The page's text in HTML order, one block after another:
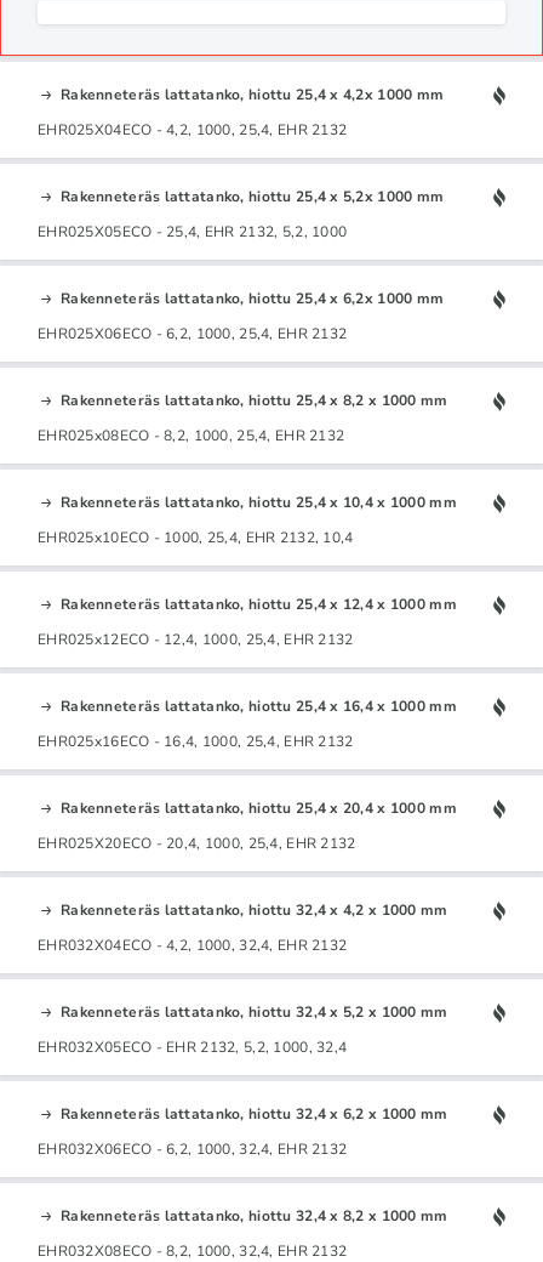
Rakenneteräs lattatanko, hiottu 25,4 x 4,2x 1000 mm
EHR025X04ECO - 4,2, 1000, 25,4, EHR 2132
Rakenneteräs lattatanko, hiottu 25,4 x 5,2x 1000 mm
EHR025X05ECO - 25,4, EHR 2132, 5,2, 1000
Rakenneteräs lattatanko, hiottu 25,4 x 6,2x 1000 mm
EHR025X06ECO - 6,2, 1000, 25,4, EHR 2132
Rakenneteräs lattatanko, hiottu 25,4 x 8,2 x 1000 mm
EHR025x08ECO - 8,2, 1000, 25,4, EHR 2132
Rakenneteräs lattatanko, hiottu 25,4 x 10,4 x 1000 mm
EHR025x10ECO - 1000, 25,4, EHR 2132, 10,4
Rakenneteräs lattatanko, hiottu 25,4 x 12,4 x 1000 mm
EHR025x12ECO - 12,4, 1000, 25,4, EHR 2132
Rakenneteräs lattatanko, hiottu 25,4 x 16,4 x 1000 mm
EHR025x16ECO - 16,4, 1000, 25,4, EHR 2132
Rakenneteräs lattatanko, hiottu 25,4 x 20,4 x 1000 mm
EHR025X20ECO - 20,4, 1000, 25,4, EHR 2132
Rakenneteräs lattatanko, hiottu 32,4 x 4,2 x 1000 mm
EHR032X04ECO - 4,2, 1000, 32,4, EHR 2132
Rakenneteräs lattatanko, hiottu 32,4 x 5,2 x 1000 mm
EHR032X05ECO - EHR 2132, 5,2, 1000, 32,4
Rakenneteräs lattatanko, hiottu 32,4 x 6,2 x 1000 mm
EHR032X06ECO - 6,2, 1000, 32,4, EHR 2132
Rakenneteräs lattatanko, hiottu 32,4 x 8,2 x 1000 mm
EHR032X08ECO - 8,2, 1000, 32,4, EHR 2132